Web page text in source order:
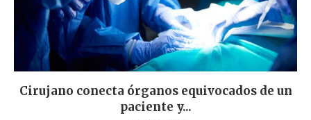
Cirujano conecta órganos equivocados de un
paciente y...